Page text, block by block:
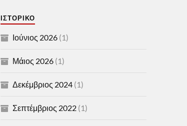
ΙΣΤΟΡΙΚΌ
Ιούνιος 2026(1)
Μάιος 2026(1)
Δεκέμβριος 2024(1)
Σεπτέμβριος 2022(1)